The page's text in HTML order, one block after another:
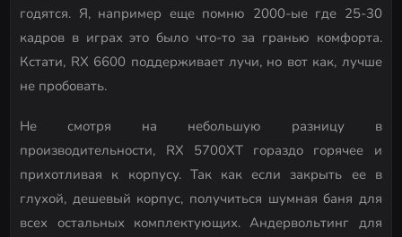
годятся. Я, например еще помню 2000-ые где 25-30
кадров в играх это было что-то за гранью комфорта.
Кстати, RX 6600 поддерживает лучи, но вот как, лучше
не пробовать.
Не смотря на небольшую разницу в
производительности, RX 5700XT гораздо горячее и
прихотливая к корпусу. Так как если закрыть ее в
глухой, дешевый корпус, получиться шумная баня для
всех остальных комплектующих. Андервольтинг для